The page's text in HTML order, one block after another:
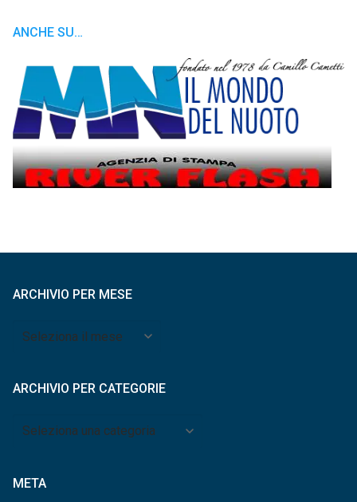
ANCHE SU…
ARCHIVIO PER MESE
Archivio
ARCHIVIO PER CATEGORIE
Archivio
META